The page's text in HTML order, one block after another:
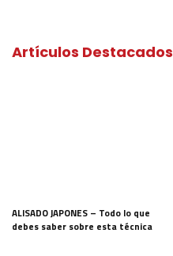
Artículos Destacados
ALISADO JAPONES – Todo lo que
debes saber sobre esta técnica